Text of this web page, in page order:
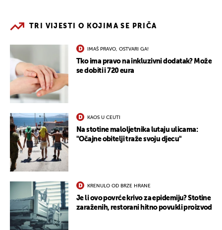
TRI VIJESTI O KOJIMA SE PRIČA
IMAŠ PRAVO, OSTVARI GA!
Tko ima pravo na inkluzivni dodatak? Može
se dobiti i 720 eura
KAOS U CEUTI
Na stotine maloljetnika lutaju ulicama:
"Očajne obitelji traže svoju djecu"
KRENULO OD BRZE HRANE
Je li ovo povrće krivo za epidemiju? Stotine
zaraženih, restorani hitno povukli proizvod